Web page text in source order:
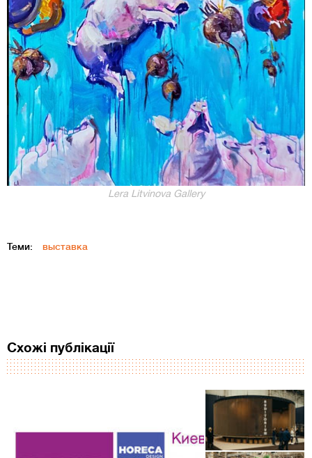
Lera Litvinova Gallery
Теми: выставка
Схожі публікації